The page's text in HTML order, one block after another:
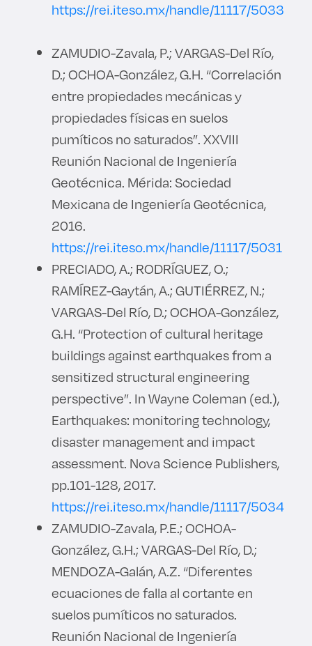
https://rei.iteso.mx/handle/11117/5033
ZAMUDIO-Zavala, P.; VARGAS-Del Río,
D.; OCHOA-González, G.H. “Correlación
entre propiedades mecánicas y
propiedades físicas en suelos
pumíticos no saturados”. XXVIII
Reunión Nacional de Ingeniería
Geotécnica. Mérida: Sociedad
Mexicana de Ingeniería Geotécnica,
2016.
https://rei.iteso.mx/handle/11117/5031
PRECIADO, A.; RODRÍGUEZ, O.;
RAMÍREZ-Gaytán, A.; GUTIÉRREZ, N.;
VARGAS-Del Río, D.; OCHOA-González,
G.H. “Protection of cultural heritage
buildings against earthquakes from a
sensitized structural engineering
perspective”. In Wayne Coleman (ed.),
Earthquakes: monitoring technology,
disaster management and impact
assessment. Nova Science Publishers,
pp.101-128, 2017.
https://rei.iteso.mx/handle/11117/5034
ZAMUDIO-Zavala, P.E.; OCHOA-
González, G.H.; VARGAS-Del Río, D.;
MENDOZA-Galán, A.Z. “Diferentes
ecuaciones de falla al cortante en
suelos pumíticos no saturados.
Reunión Nacional de Ingeniería